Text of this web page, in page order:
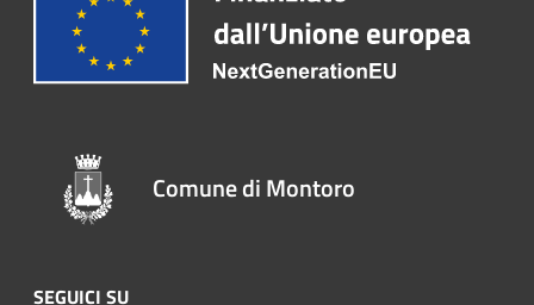
Comune di Montoro
SEGUICI SU